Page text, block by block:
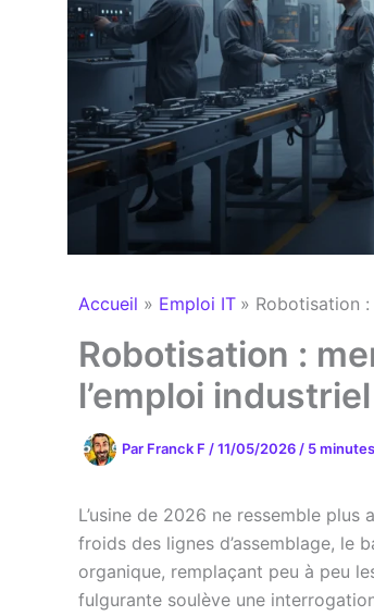
Accueil Emploi IT Robotisation
Robotisation :
l’emploi
Par Franck F /11/05/2026 / 5
L’usine de 2026 ne ressemble
froids des lignes d’assemblage, le
organique, remplaçant peu à peu
fulgurante soulève une